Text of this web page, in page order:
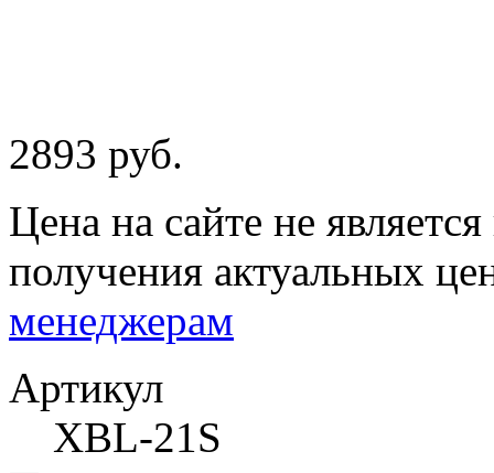
2893 руб.
Цена на сайте не
получения актуальных
менеджерам
Артикул
XBL-21S